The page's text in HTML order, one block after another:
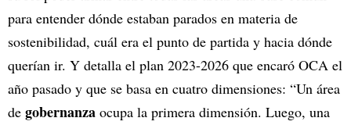
para entender dónde estaban parados en materia de
sostenibilidad, cuál era el punto de partida y hacia dónde
querían ir. Y detalla el plan 2023-2026 que encaró OCA el
año pasado y que se basa en cuatro dimensiones: “Un área
de gobernanza ocupa la primera dimensión. Luego, una